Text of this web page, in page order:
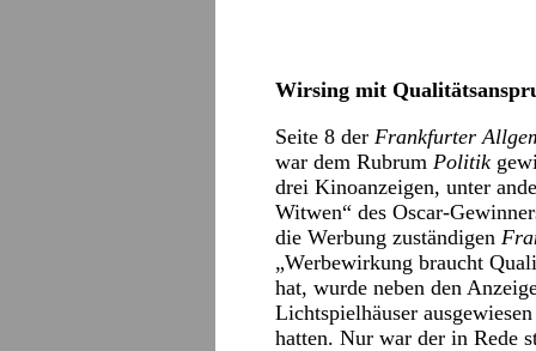
Wirsing mit
Seite 8 der Frankfurter
war dem Rubrum Politik
drei Kinoanzeigen, unter
Witwen“ des Oscar-
die Werbung zuständigen
„Werbewirkung braucht
hat, wurde neben den
Lichtspielhäuser
hatten. Nur war der in Rede